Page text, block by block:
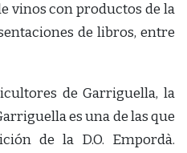
vinos con productos de la
de libros, entre
de Garriguella, la
es una de las que
de la D.O. Empordà.